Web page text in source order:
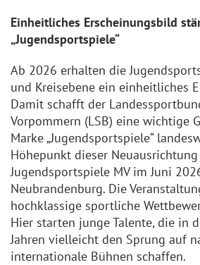
Einheitliches Erscheinungsbild
„Jugendsportspiele“
Ab 2026 erhalten die
und Kreisebene ein einheitliches
Damit schafft der
Vorpommern (LSB) eine wichtige
Marke „Jugendsportspiele“
Höhepunkt dieser
Jugendsportspiele MV im Juni
Neubrandenburg. Die
hochklassige sportliche
Hier starten junge Talente, die in
Jahren vielleicht den Sprung auf
internationale Bühnen schaffen.